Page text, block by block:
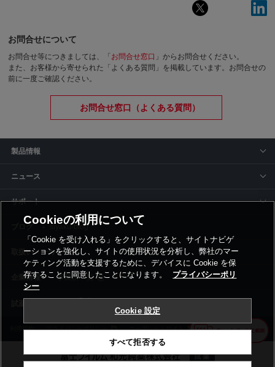
お問合せについて
お問合せ等につきましては、「 お問合せ窓口 」からお問合せください。
また、お客様から寄せられた「よくある質問」を掲載しています。お問合せの
前に一度ご確認ください。
お問合せ窓口（よくある質問）
製品情報
ニュース
サポート
siyaku-blog
取扱いメーカー
事業所一覧
利用規約 プライバシーポリシー コーポレートサイト Cookie設定
Cookieの利用について
「Cookie を受け入れる」をクリックすると、サイトナビゲ
ーションを強化し、サイトの使用状況を分析し、弊社のマー
ケティング活動を支援するために、デバイスに Cookie を保
存することに同意したことになります。
プライバシーポリ
シー
Cookie 設定
すべて拒否する